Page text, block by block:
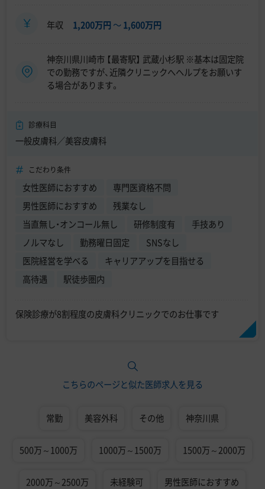
年収 1,200万円 〜1,600万円
神奈川県川崎市 【最寄駅】 武蔵小杉駅 ※基本は固定院
での勤務ですが、近隣クリニックへヘルプをお願いす
る場合があります。
診療科目
一般皮膚科／美容皮膚科
こだわり条件
女性医師におすすめ
専門医資格不問
男性医師におすすめ
残業なし
当直無し・オンコール無し
研修制度有
手技あり
ノルマなし
勤務曜日固定
SNSなし
医院経営を学べる
キャリアアップを目指せる
高待遇
駅徒歩圏内
保険診療が8割程度の皮膚科クリニックでのお仕事です
こちらのページと似た医師求人を見る
常勤 美容外科 その他 神奈川県
500万～1000万 1000万～1500万 1500万～2000万
2000万～2500万 未経験可 男性医師におすすめ